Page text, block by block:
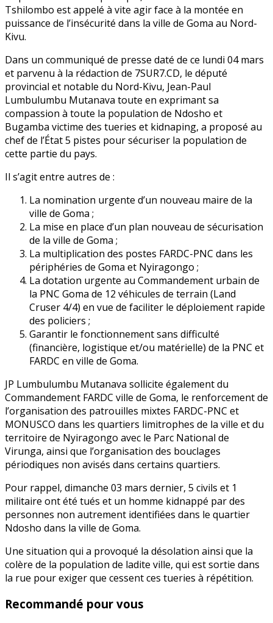
Tshilombo est appelé à vite agir face à la montée en
puissance de l’insécurité dans la ville de Goma au Nord-
Kivu.
Dans un communiqué de presse daté de ce lundi 04 mars
et parvenu à la rédaction de 7SUR7.CD, le député
provincial et notable du Nord-Kivu, Jean-Paul
Lumbulumbu Mutanava toute en exprimant sa
compassion à toute la population de Ndosho et
Bugamba victime des tueries et kidnaping, a proposé au
chef de l’État 5 pistes pour sécuriser la population de
cette partie du pays.
Il s’agit entre autres de :
La nomination urgente d’un nouveau maire de la
ville de Goma ;
La mise en place d’un plan nouveau de sécurisation
de la ville de Goma ;
La multiplication des postes FARDC-PNC dans les
périphéries de Goma et Nyiragongo ;
La dotation urgente au Commandement urbain de
la PNC Goma de 12 véhicules de terrain (Land
Cruser 4/4) en vue de faciliter le déploiement rapide
des policiers ;
Garantir le fonctionnement sans difficulté
(financière, logistique et/ou matérielle) de la PNC et
FARDC en ville de Goma.
JP Lumbulumbu Mutanava sollicite également du
Commandement FARDC ville de Goma, le renforcement de
l’organisation des patrouilles mixtes FARDC-PNC et
MONUSCO dans les quartiers limitrophes de la ville et du
territoire de Nyiragongo avec le Parc National de
Virunga, ainsi que l’organisation des bouclages
périodiques non avisés dans certains quartiers.
Pour rappel, dimanche 03 mars dernier, 5 civils et 1
militaire ont été tués et un homme kidnappé par des
personnes non autrement identifiées dans le quartier
Ndosho dans la ville de Goma.
Une situation qui a provoqué la désolation ainsi que la
colère de la population de ladite ville, qui est sortie dans
la rue pour exiger que cessent ces tueries à répétition.
Recommandé pour vous